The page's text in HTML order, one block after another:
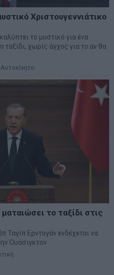
Χριστουγεννιάτικο
το μυστικό για ένα
ταξίδι, χωρίς άγχος για το αν θα
Αυτοκίνητο
το ταξίδι στις
Ταγίπ Ερντογάν ενδέχεται να
Ουάσιγκτον